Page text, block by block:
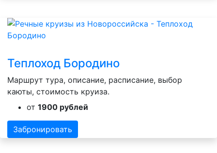
Теплоход Бородино
Маршрут тура, описание, расписание, выбор
каюты, стоимость круиза.
от 1900 рублей
Забронировать